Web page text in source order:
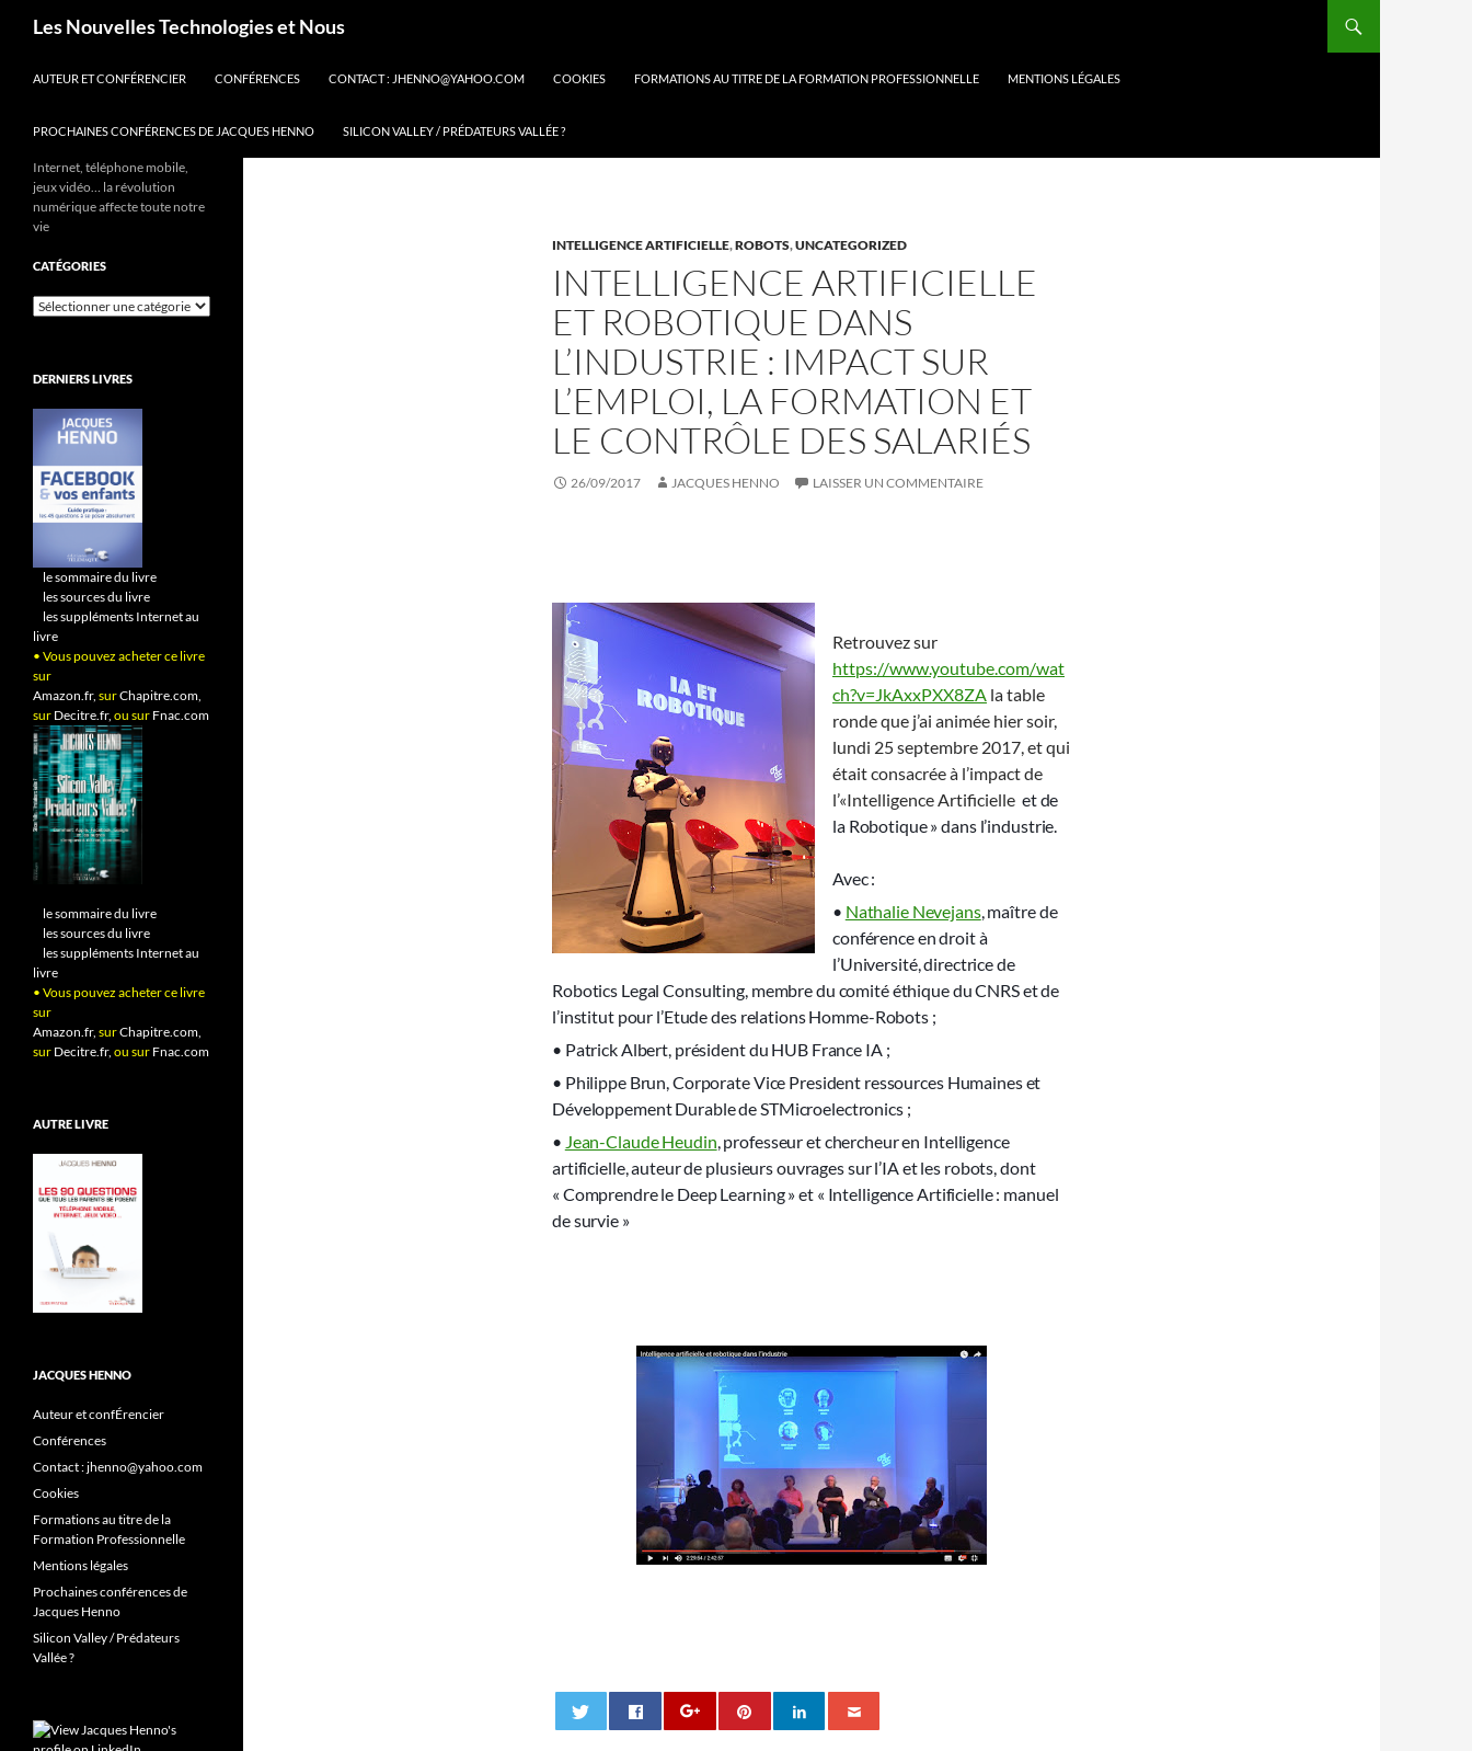
Les Nouvelles Technologies et Nous
AUTEUR ET CONFÉRENCIER CONFÉRENCES CONTACT : JHENNO@YAHOO.COM COOKIES FORMATIONS AU TITRE DE LA FORMATION PROFESSIONNELLE MENTIONS LÉGALES
PROCHAINES CONFÉRENCES DE JACQUES HENNO SILICON VALLEY / PRÉDATEURS VALLÉE ?
INTELLIGENCE ARTIFICIELLE,ROBOTS,UNCATEGORIZED
INTELLIGENCE ARTIFICIELLE
ET ROBOTIQUE DANS
L’INDUSTRIE : IMPACT SUR
L’EMPLOI, LA FORMATION ET
LE CONTRÔLE DES SALARIÉS
26/09/2017 JACQUES HENNO LAISSER UN COMMENTAIRE
Retrouvez sur
https://www.youtube.com/wat
ch?v=JkAxxPXX8ZA la table
ronde que j’ai animée hier soir,
lundi 25 septembre 2017, et qui
était consacrée à l’impact de
l’«Intelligence Artificielle et de
la Robotique » dans l’industrie.
Avec :
• Nathalie Nevejans, maître de
conférence en droit à
l’Université, directrice de
Robotics Legal Consulting, membre du comité éthique du CNRS et de
l’institut pour l’Etude des relations Homme-Robots ;
• Patrick Albert, président du HUB France IA ;
• Philippe Brun, Corporate Vice President ressources Humaines et
Développement Durable de STMicroelectronics ;
• Jean-Claude Heudin, professeur et chercheur en Intelligence
artificielle, auteur de plusieurs ouvrages sur l’IA et les robots, dont
« Comprendre le Deep Learning » et « Intelligence Artificielle : manuel
de survie »
Internet, téléphone mobile,
jeux vidéo… la révolution
numérique affecte toute notre
vie
CATÉGORIES
Catégories
DERNIERS LIVRES
le sommaire du livre
les sources du livre
les suppléments Internet au
livre
• Vous pouvez acheter ce livre
sur
Amazon.fr, surChapitre.com,
sur Decitre.fr, ou sur Fnac.com
le sommaire du livre
les sources du livre
les suppléments Internet au
livre
• Vous pouvez acheter ce livre
sur
Amazon.fr, surChapitre.com,
sur Decitre.fr, ou sur Fnac.com
AUTRE LIVRE
JACQUES HENNO
Auteur et confÉrencier
Conférences
Contact : jhenno@yahoo.com
Cookies
Formations au titre de la
Formation Professionnelle
Mentions légales
Prochaines conférences de
Jacques Henno
Silicon Valley / Prédateurs
Vallée ?